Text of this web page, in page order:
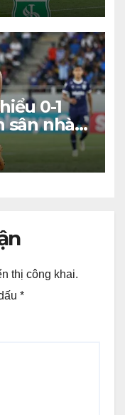
0-1
sân nhà
thị công khai.
*